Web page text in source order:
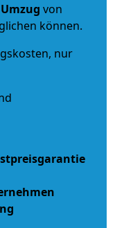
Umzug von
können.
nur